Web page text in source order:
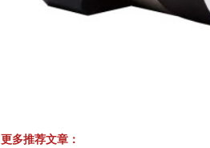
更多推荐文章：